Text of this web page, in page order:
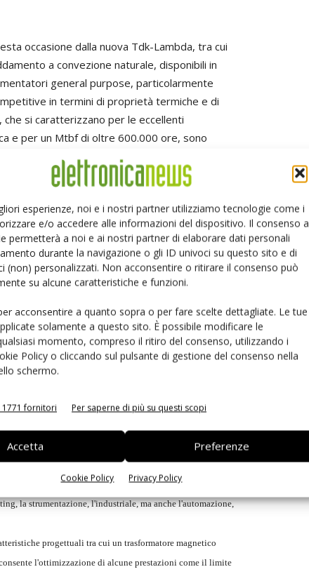
esperienze, noi e i nostri partner utilizziamo tecnologie come i
e/o accedere alle informazioni del dispositivo. Il consenso a
permetterà a noi e ai nostri partner di elaborare dati personali
durante la navigazione o gli ID univoci su questo sito e di
(non) personalizzati. Non acconsentire o ritirare il consenso può
su alcune caratteristiche e funzioni.
acconsentire a quanto sopra o per fare scelte dettagliate. Le tue
solamente a questo sito. È possibile modificare le
momento, compreso il ritiro del consenso, utilizzando i
Policy o cliccando sul pulsante di gestione del consenso nella
schermo.
1771 fornitori Per saperne di più su questi scopi
Accetta Preferenze
Cookie Policy Privacy Policy
occasione dalla nuova Tdk-Lambda, tra cui
a convezione naturale, disponibili in
general purpose, particolarmente
in termini di proprietà termiche e di
si caratterizzano per le eccellenti
e per un Mtbf di oltre 600.000 ore, sono
risultano ideali per le applicazioni di building e
la strumentazione.
del controllo digitale sugli alimentatori in termini di
presentando la
l'embedded frontend, caratterizzata da una elevata
di una svolta che segna un nuovo punto di riferimento nel
ha creato rivoluzionario core IP che si diffonderà
400da 400 W che offrono una potenza di picco del 133%
utilizza un microcontrollore a 8 bit per un totale
Questo significa una diminuzione del 25% dei
complessive e un alleggerimento del 56% del design
consentono ai dispositivi di questa serie di essere
finale più piccolo, meglio raffreddato e più ricco di
la strumentazione, l'industriale, ma anche l'automazione,
progettuali tra cui un trasformatore magnetico
l'ottimizzazione di alcune prestazioni come il limite